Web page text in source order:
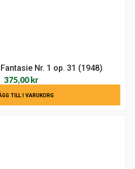
Nr. 1 op. 31 (1948)
375,00 kr
TILL I VARUKORG